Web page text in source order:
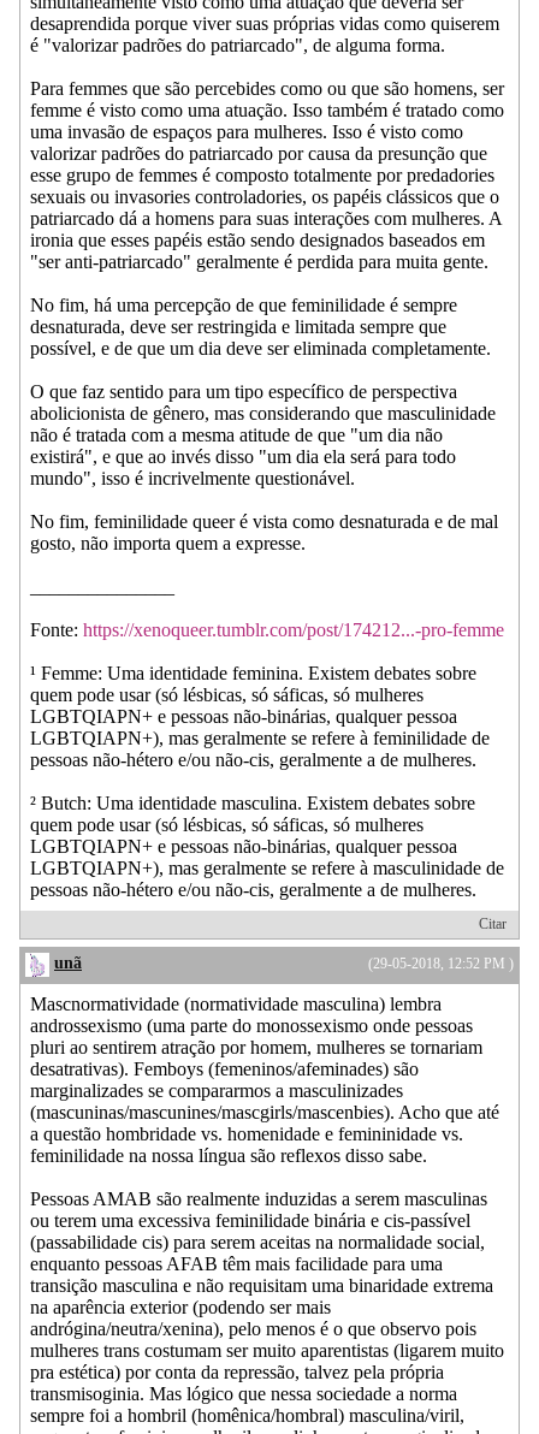
desaprendida porque viver suas próprias vidas como quiserem
é "valorizar padrões do patriarcado", de alguma forma.
Para femmes que são percebides como ou que são homens, ser
femme é visto como uma atuação. Isso também é tratado como
uma invasão de espaços para mulheres. Isso é visto como
valorizar padrões do patriarcado por causa da presunção que
esse grupo de femmes é composto totalmente por predadories
sexuais ou invasories controladories, os papéis clássicos que o
patriarcado dá a homens para suas interações com mulheres. A
ironia que esses papéis estão sendo designados baseados em
"ser anti-patriarcado" geralmente é perdida para muita gente.
No fim, há uma percepção de que feminilidade é sempre
desnaturada, deve ser restringida e limitada sempre que
possível, e de que um dia deve ser eliminada completamente.
O que faz sentido para um tipo específico de perspectiva
abolicionista de gênero, mas considerando que masculinidade
não é tratada com a mesma atitude de que "um dia não
existirá", e que ao invés disso "um dia ela será para todo
mundo", isso é incrivelmente questionável.
No fim, feminilidade queer é vista como desnaturada e de mal
gosto, não importa quem a expresse.
Fonte: https://xenoqueer.tumblr.com/post/174212...-pro-femme
¹ Femme: Uma identidade feminina. Existem debates sobre
quem pode usar (só lésbicas, só sáficas, só mulheres
LGBTQIAPN+ e pessoas não-binárias, qualquer pessoa
LGBTQIAPN+), mas geralmente se refere à feminilidade de
pessoas não-hétero e/ou não-cis, geralmente a de mulheres.
² Butch: Uma identidade masculina. Existem debates sobre
quem pode usar (só lésbicas, só sáficas, só mulheres
LGBTQIAPN+ e pessoas não-binárias, qualquer pessoa
LGBTQIAPN+), mas geralmente se refere à masculinidade de
pessoas não-hétero e/ou não-cis, geralmente a de mulheres.
Citar
(29-05-2018, 12:52 PM )
unã
Mascnormatividade (normatividade masculina) lembra
androssexismo (uma parte do monossexismo onde pessoas
pluri ao sentirem atração por homem, mulheres se tornariam
desatrativas). Femboys (femeninos/afeminades) são
marginalizades se compararmos a masculinizades
(mascuninas/mascunines/mascgirls/mascenbies). Acho que até
a questão hombridade vs. homenidade e femininidade vs.
feminilidade na nossa língua são reflexos disso sabe.
Pessoas AMAB são realmente induzidas a serem masculinas
ou terem uma excessiva feminilidade binária e cis-passível
(passabilidade cis) para serem aceitas na normalidade social,
enquanto pessoas AFAB têm mais facilidade para uma
transição masculina e não requisitam uma binaridade extrema
na aparência exterior (podendo ser mais
andrógina/neutra/xenina), pelo menos é o que observo pois
mulheres trans costumam ser muito aparentistas (ligarem muito
pra estética) por conta da repressão, talvez pela própria
transmisoginia. Mas lógico que nessa sociedade a norma
sempre foi a hombril (homênica/hombral) masculina/viril,